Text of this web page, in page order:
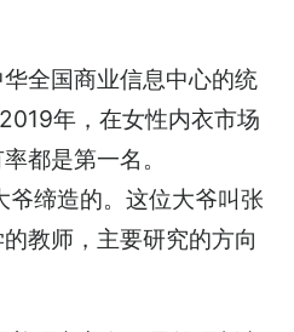
全国商业信息中心的统
年，在女性内衣市场
都是第一名。
缔造的。这位大爷叫张
教师，主要研究的方向